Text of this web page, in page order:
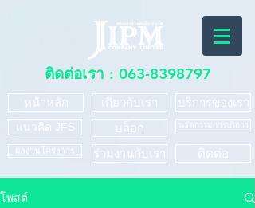
ติดต่อเรา : 063-8398797
หน้าหลัก
แนวคิด JFS
ผลงานโครงการ
เกี่ยวกับเรา
บล็อก
ร่วมงานกับเรา
บริการของเรา
นวัตกรรมการบริการ
ติดต่อ
โพสต์